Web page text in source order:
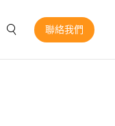
聯絡我們